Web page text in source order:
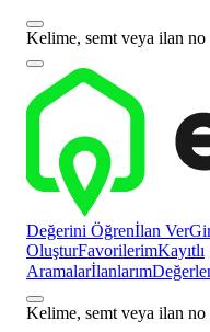
Kelime, semt veya ilan no
Değerini Öğrenİlan Ver
OluşturFavorilerimKayıtlı
Aramalarİlanlarım
Kelime, semt veya ilan no